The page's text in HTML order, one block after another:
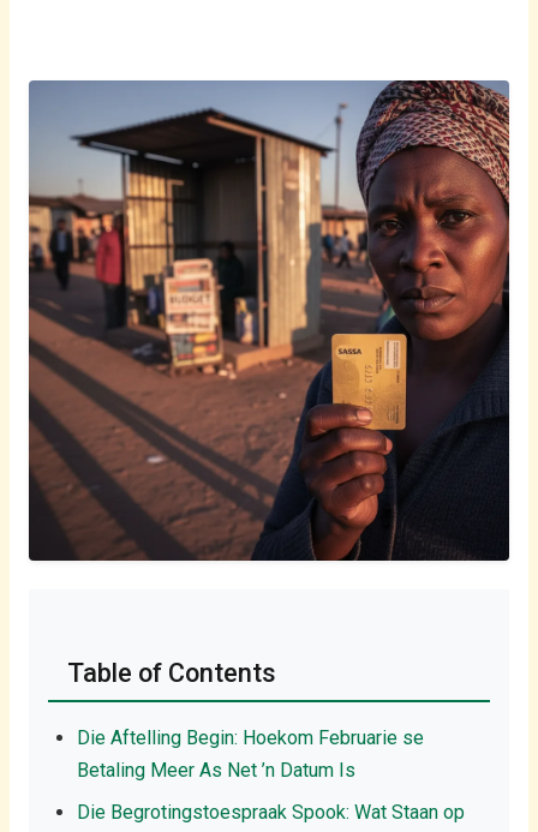
Table of Contents
Die Aftelling Begin: Hoekom Februarie se
Betaling Meer As Net ’n Datum Is
Die Begrotingstoespraak Spook: Wat Staan op